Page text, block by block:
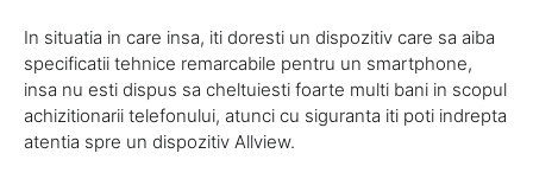
In situatia in care insa, iti doresti un dispozitiv care sa aiba
specificatii tehnice remarcabile pentru un smartphone,
insa nu esti dispus sa cheltuiesti foarte multi bani in scopul
achizitionarii telefonului, atunci cu siguranta iti poti indrepta
atentia spre un dispozitiv Allview.